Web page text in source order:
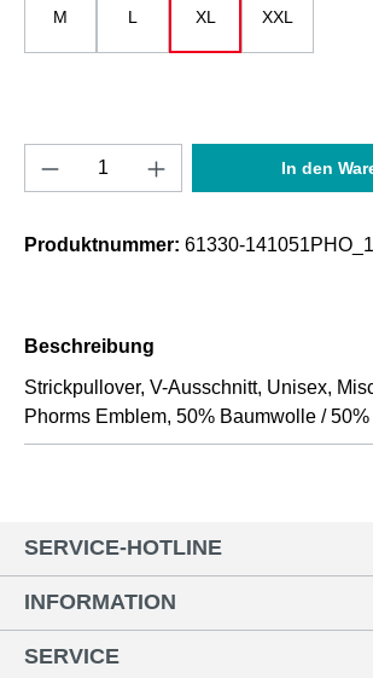
M L XL XXL
Produkt Anzahl: Gib den
In den
Produktnummer: 61330-
Beschreibung
Strickpullover, V-Ausschnitt, Unisex,
Phorms Emblem, 50% Baumwolle / 50%
SERVICE-HOTLINE
INFORMATION
SERVICE